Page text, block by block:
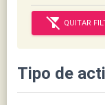
filter_alt_off QUITAR
Tipo de